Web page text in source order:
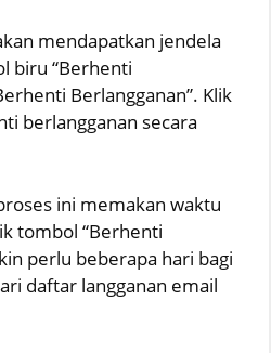
mendapatkan jendela
biru “Berhenti
Berlangganan”. Klik
berlangganan secara
ini memakan waktu
tombol “Berhenti
perlu beberapa hari bagi
daftar langganan email